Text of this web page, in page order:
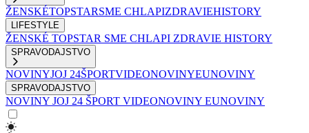
ŽENSKÉTOPSTARSME CHLAPIZDRAVIEHISTORY
LIFESTYLE
ŽENSKÉ TOPSTAR SME CHLAPI ZDRAVIE HISTORY
SPRAVODAJSTVO
NOVINYJOJ 24ŠPORTVIDEONOVINYEUNOVINY
SPRAVODAJSTVO
NOVINY JOJ 24 ŠPORT VIDEONOVINY EUNOVINY